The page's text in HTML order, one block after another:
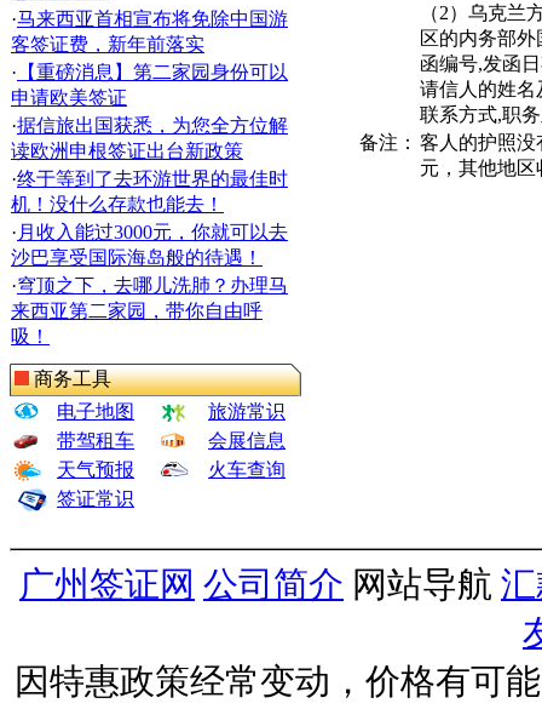
·马来西亚首相宣布将免除中国游
客签证费，新年前落实
· 【重磅消息】第二家园身份可以
申请欧美签证
·据信旅出国获悉，为您全方位解
读欧洲申根签证出台新政策
·终于等到了去环游世界的最佳时
机！没什么存款也能去！
· 月收入能过3000元，你就可以去
沙巴享受国际海岛般的待遇！
·穹顶之下，去哪儿洗肺？办理马
来西亚第二家园，带你自由呼
吸！
商务工具
电子地图
旅游常识
带驾租车
会展信息
天气预报
火车查询
签证常识
（2）乌克兰
区的内务部
函编号,发函
请信人的姓名
联系方式,职
备注： 客人的护照没
元，其他地
广州签证网 公司简介 网站导航
因特惠政策经常变动，价格有可